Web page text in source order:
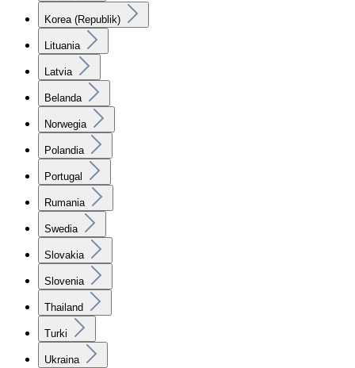
Korea (Republik)
Lituania
Latvia
Belanda
Norwegia
Polandia
Portugal
Rumania
Swedia
Slovakia
Slovenia
Thailand
Turki
Ukraina